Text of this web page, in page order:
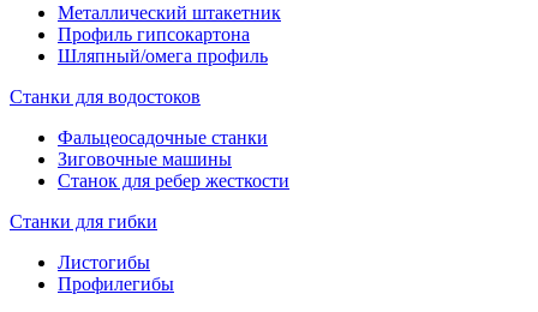
Металлический штакетник
Профиль гипсокартона
Шляпный/омега профиль
Станки для водостоков
Фальцеосадочные станки
Зиговочные машины
Станок для ребер жесткости
Станки для гибки
Листогибы
Профилегибы